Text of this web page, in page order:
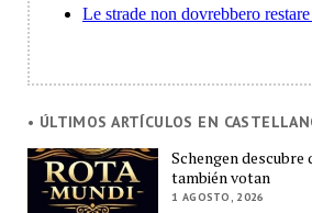
• ÚLTIMOS ARTÍCULOS EN
Schengen
también votan
1 AGOSTO, 2026